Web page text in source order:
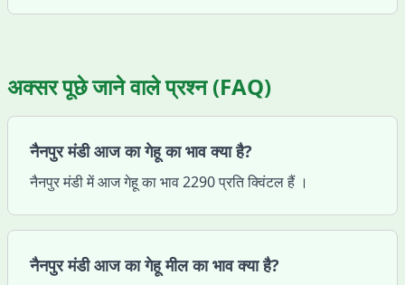
अक्सर पूछे जाने वाले प्रश्न (FAQ)
नैनपुर मंडी आज का गेहू का भाव क्या है?
नैनपुर मंडी में आज गेहू का भाव 2290 प्रति क्विंटल हैं ।
नैनपुर मंडी आज का गेहू मील का भाव क्या है?